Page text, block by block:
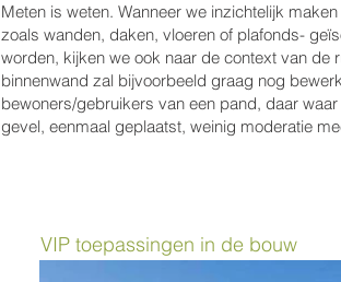
Meten is weten. Wanneer we inzichtelijk
zoals wanden, daken, vloeren of plafonds-
worden, kijken we ook naar de context van de
binnenwand zal bijvoorbeeld graag nog
bewoners/gebruikers van een pand, daar
gevel, eenmaal geplaatst, weinig moderatie
VIP toepassingen in de bouw